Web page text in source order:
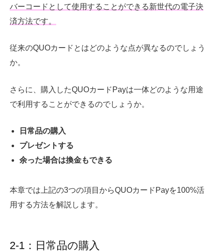
バーコードとして使用することができる新世代の電子決
済方法です。
従来のQUOカードとはどのような点が異なるのでしょう
か。
さらに、購入したQUOカードPayは一体どのような用途
で利用することができるのでしょうか。
日常品の購入
プレゼントする
余った場合は換金もできる
本章では上記の3つの項目からQUOカードPayを100%活
用する方法を解説します。
2-1：日常品の購入